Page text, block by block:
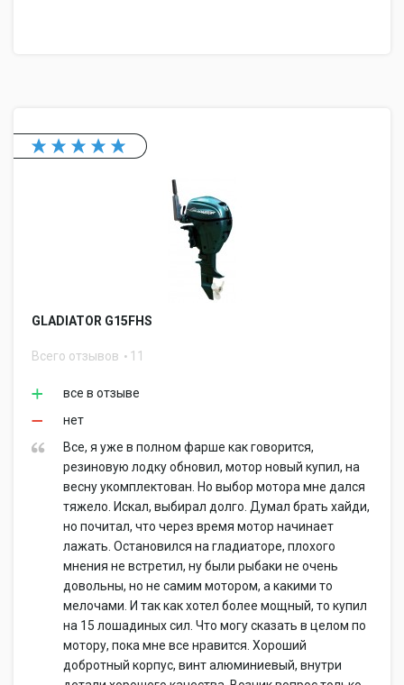
GLADIATOR G15FHS
Всего отзывов 11
все в отзыве
нет
Все, я уже в полном фарше как говорится,
резиновую лодку обновил, мотор новый купил, на
весну укомплектован. Но выбор мотора мне дался
тяжело. Искал, выбирал долго. Думал брать хайди,
но почитал, что через время мотор начинает
лажать. Остановился на гладиаторе, плохого
мнения не встретил, ну были рыбаки не очень
довольны, но не самим мотором, а какими то
мелочами. И так как хотел более мощный, то купил
на 15 лошадиных сил. Что могу сказать в целом по
мотору, пока мне все нравится. Хороший
добротный корпус, винт алюминиевый, внутри